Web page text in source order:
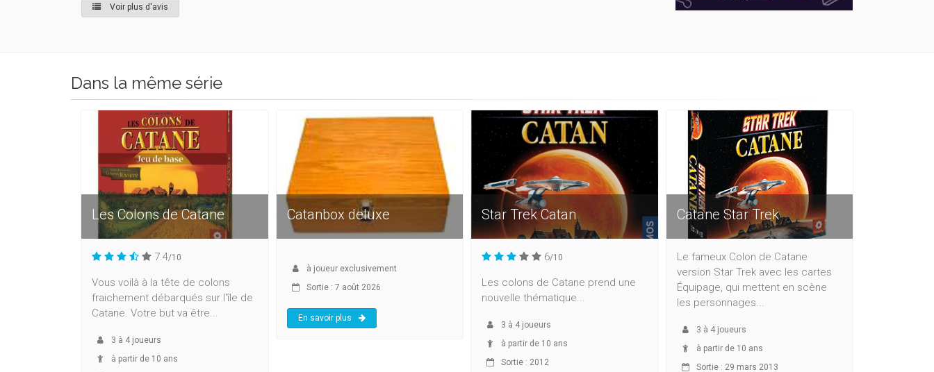
Voir plus d'avis
Dans la même série
Les Colons de Catane
7.4/10
Vous voilà à la tête de colons
fraichement débarqués sur l'île de
Catane. Votre but va être...
3 à 4 joueurs
à partir de 10 ans
Catanbox deluxe
à joueur exclusivement
Sortie : 7 août 2026
En savoir plus
Star Trek Catan
6/10
Les colons de Catane prend une
nouvelle thématique...
3 à 4 joueurs
à partir de 10 ans
Sortie : 2012
Catane Star Trek
Le fameux Colon de Catane
version Star Trek avec les cartes
Équipage, qui mettent en scène
les personnages...
3 à 4joueurs
à partir de 10 ans
Sortie : 29 mars 2013